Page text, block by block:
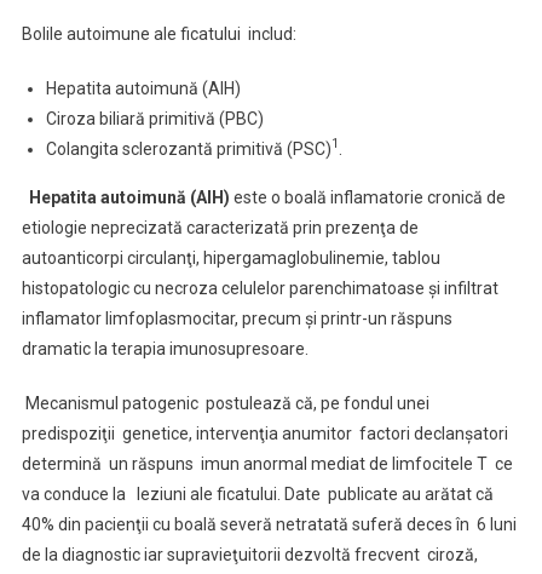
Bolile autoimune ale ficatului includ:
Hepatita autoimună (AIH)
Ciroza biliară primitivă (PBC)
Colangita sclerozantă primitivă (PSC)1
Hepatita autoimună (AIH) este o boală inflamatorie cronică de
etiologie neprecizată caracterizată prin prezenţa de
autoanticorpi circulanţi, hipergamaglobulinemie, tablou
histopatologic cu necroza celulelor parenchimatoase şi infiltrat
inflamator limfoplasmocitar, precum şi printr-un răspuns
dramatic la terapia imunosupresoare.
Mecanismul patogenic postulează că, pe fondul unei
predispoziţii genetice, intervenţia anumitor factori declanşatori
determină un răspuns imun anormal mediat de limfocitele T ce
va conduce la leziuni ale ficatului. Date publicate au arătat că
40% din pacienţii cu boală severă netratată suferă deces în 6 luni
de la diagnostic iar supravieţuitorii dezvoltă frecvent ciroză,